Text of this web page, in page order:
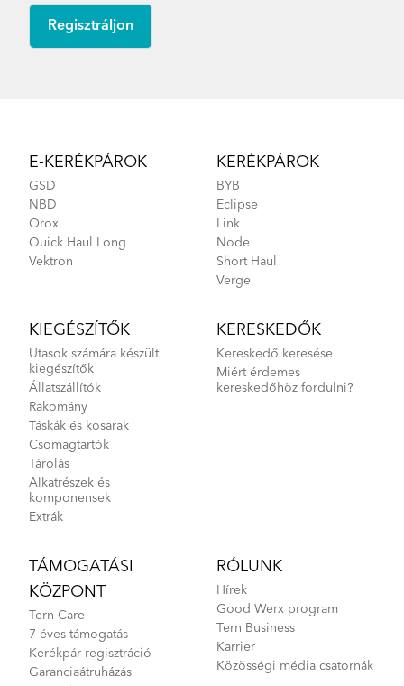
E-KERÉKPÁROK
GSD
NBD
Orox
Quick Haul Long
Vektron
KERÉKPÁROK
BYB
Eclipse
Link
Node
Short Haul
Verge
KIEGÉSZÍTŐK
Utasok számára készült
kiegészítők
Állatszállítók
Rakomány
Táskák és kosarak
Csomagtartók
Tárolás
Alkatrészek és
komponensek
Extrák
KERESKEDŐK
Kereskedő keresése
Miért érdemes
kereskedőhöz fordulni?
TÁMOGATÁSI
KÖZPONT
Tern Care
7 éves támogatás
Kerékpár regisztráció
Garanciaátruházás
RÓLUNK
Hírek
Good Werx program
Tern Business
Karrier
Közösségi média csatornák